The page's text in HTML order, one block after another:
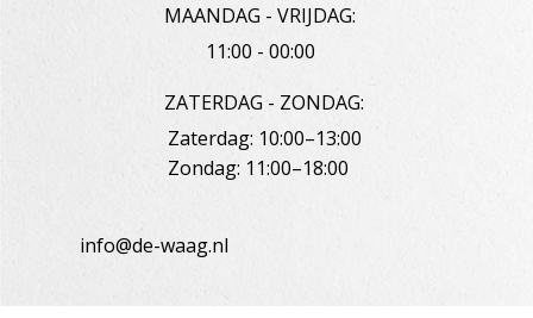
MAANDAG - VRIJDAG:
11:00 - 00:00
ZATERDAG - ZONDAG:
Zaterdag: 10:00–13:00
Zondag: 11:00–18:00
info@de-waag.nl